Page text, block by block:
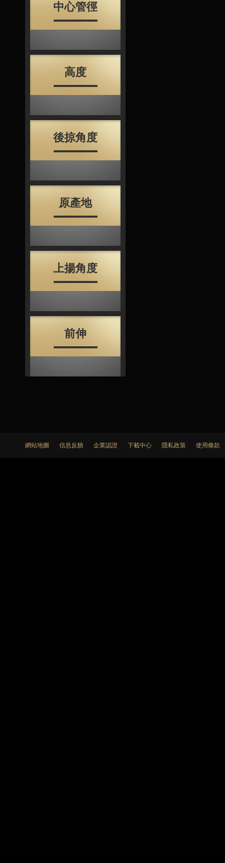
中心管徑
高度
後掠角度
原產地
上揚角度
前伸
網站地圖 信息反饋 企業認證 下載中心 隱私政策 使用條款